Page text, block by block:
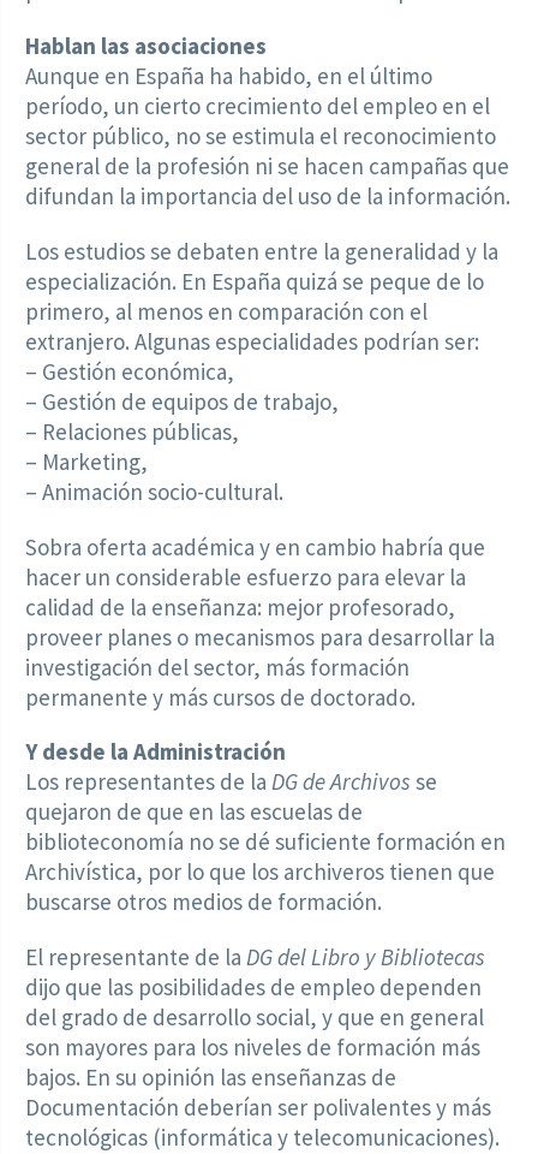
Hablan las asociaciones
Aunque en España ha habido, en el último
período, un cierto crecimiento del empleo en el
sector público, no se estimula el reconocimiento
general de la profesión ni se hacen campañas que
difundan la importancia del uso de la información.
Los estudios se debaten entre la generalidad y la
especialización. En España quizá se peque de lo
primero, al menos en comparación con el
extranjero. Algunas especialidades podrían ser:
– Gestión económica,
– Gestión de equipos de trabajo,
– Relaciones públicas,
– Marketing,
– Animación socio-cultural.
Sobra oferta académica y en cambio habría que
hacer un considerable esfuerzo para elevar la
calidad de la enseñanza: mejor profesorado,
proveer planes o mecanismos para desarrollar la
investigación del sector, más formación
permanente y más cursos de doctorado.
Y desde la Administración
Los representantes de la DG de Archivos se
quejaron de que en las escuelas de
biblioteconomía no se dé suficiente formación en
Archivística, por lo que los archiveros tienen que
buscarse otros medios de formación.
El representante de la DG del Libro y Bibliotecas
dijo que las posibilidades de empleo dependen
del grado de desarrollo social, y que en general
son mayores para los niveles de formación más
bajos. En su opinión las enseñanzas de
Documentación deberían ser polivalentes y más
tecnológicas (informática y telecomunicaciones).